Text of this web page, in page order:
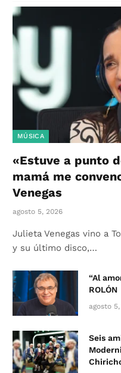
MÚSICA
«Estuve a punto
mamá me
Venegas
agosto 5, 2026
Julieta Venegas vino a
y su último disco,…
“Al
ROLÓN
agosto
Seis